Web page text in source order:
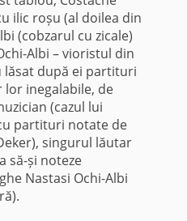
ilic roșu (al doilea din
(cobzarul cu zicale)
Albi – vioristul din
lăsat după ei partituri
inegalabile, de
(cazul lui
partituri notate de
singurul lăutar
să-și noteze
Nastasi Ochi-Albi